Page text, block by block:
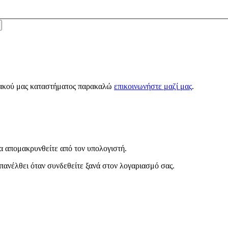
μας καταστήματος παρακαλώ επικοινωνήστε μαζί μας.
από τον υπολογιστή.
όταν συνδεθείτε ξανά στον λογαριασμό σας.